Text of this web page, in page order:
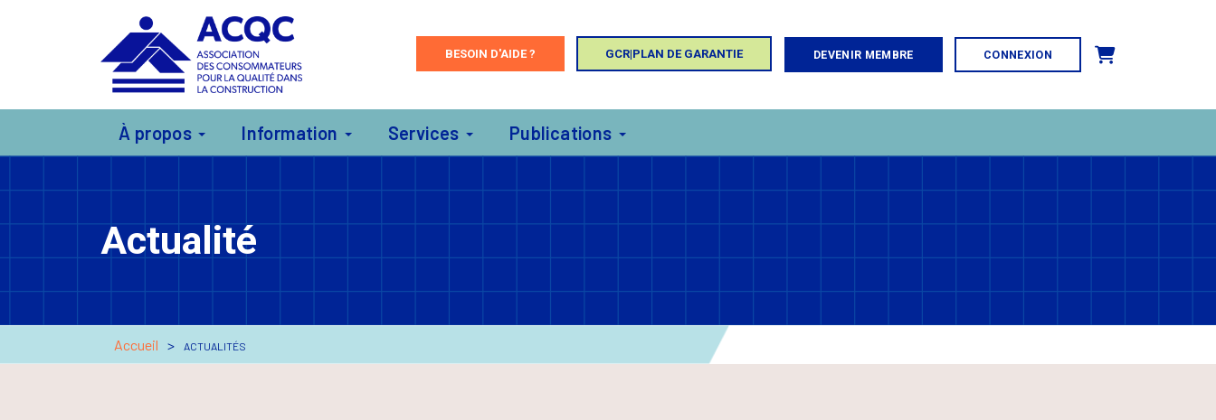
BESOIN D'AIDE ? GCR|PLAN DE GARANTIE DEVENIR MEMBRE CONNEXION Panier
À propos Information Services Publications
Actualité
Accueil ACTUALITÉS